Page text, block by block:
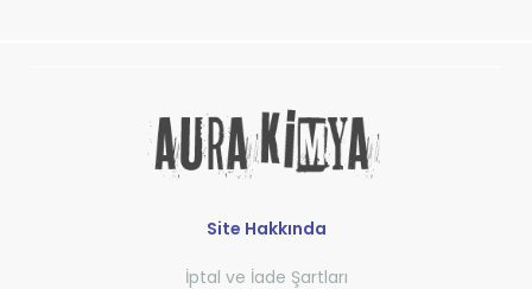
Site Hakkında
İptal ve İade Şartları